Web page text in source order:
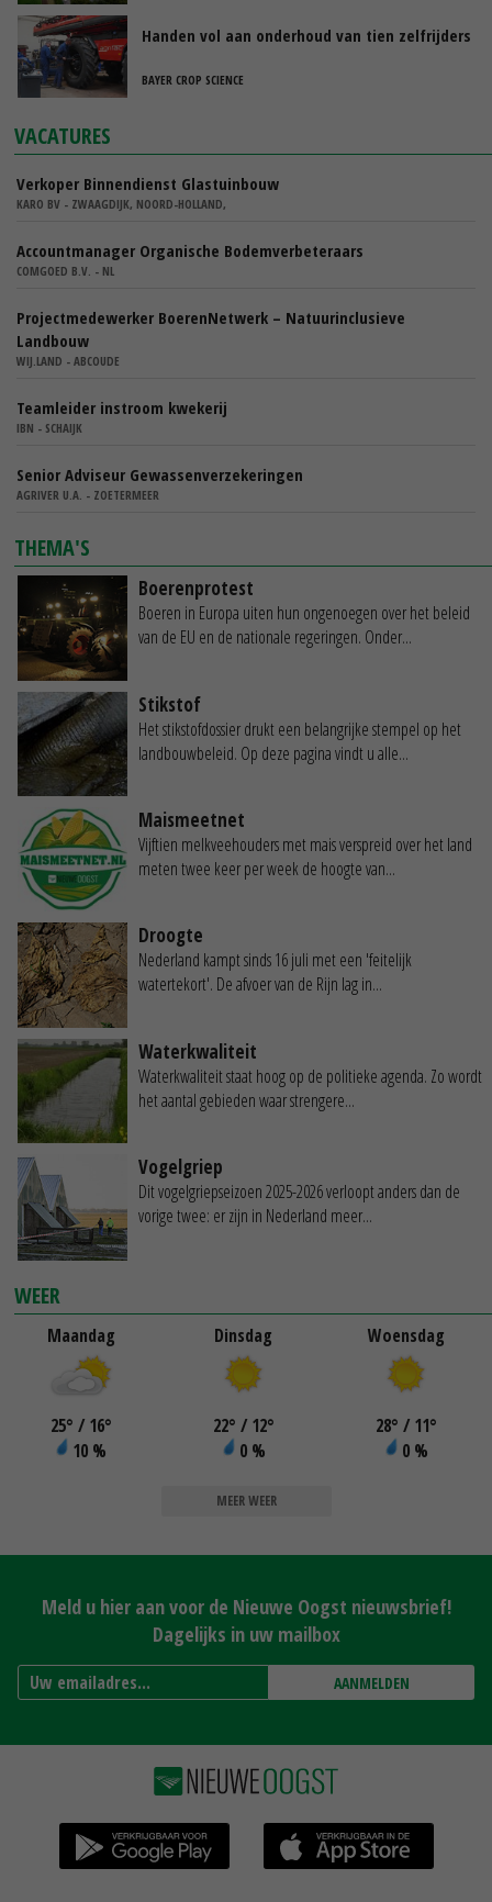
Handen vol aan onderhoud van tien zelfrijders
BAYER CROP SCIENCE
VACATURES
Verkoper Binnendienst Glastuinbouw
KARO BV - ZWAAGDIJK, NOORD-HOLLAND,
Accountmanager Organische Bodemverbeteraars
COMGOED B.V. - NL
Projectmedewerker BoerenNetwerk – Natuurinclusieve
Landbouw
WIJ.LAND - ABCOUDE
Teamleider instroom kwekerij
IBN - SCHAIJK
Senior Adviseur Gewassenverzekeringen
AGRIVER U.A. - ZOETERMEER
THEMA'S
Boerenprotest
Boeren in Europa uiten hun ongenoegen over het beleid
van de EU en de nationale regeringen. Onder...
Stikstof
Het stikstofdossier drukt een belangrijke stempel op het
landbouwbeleid. Op deze pagina vindt u alle...
Maismeetnet
Vijftien melkveehouders met mais verspreid over het land
meten twee keer per week de hoogte van...
Droogte
Nederland kampt sinds 16 juli met een 'feitelijk
watertekort'. De afvoer van de Rijn lag in...
Waterkwaliteit
Waterkwaliteit staat hoog op de politieke agenda. Zo wordt
het aantal gebieden waar strengere...
Vogelgriep
Dit vogelgriepseizoen 2025-2026 verloopt anders dan de
vorige twee: er zijn in Nederland meer...
WEER
Maandag
25° / 16°
10 %
Dinsdag
22° / 12°
0 %
Woensdag
28° / 11°
0 %
MEER WEER
Meld u hier aan voor de Nieuwe Oogst nieuwsbrief!
Dagelijks in uw mailbox
AANMELDEN